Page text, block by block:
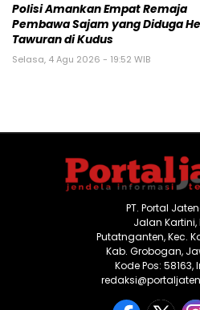
Polisi Amankan Empat Remaja
Pembawa Sajam yang Diduga
Tawuran di Kudus
Selasa, 4 Agu 2026 - 19:52 WIB
PT. Portal
Jalan Kartini,
Putatnganten, Kec.
Kab. Grobogan,
Kode Pos: